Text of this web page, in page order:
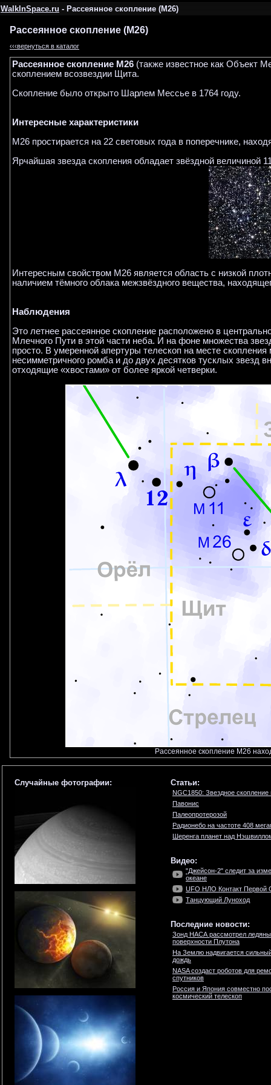
WalkInSpace.ru- Рассеянное скопление (M26)
Рассеянное скопление (M26)
‹‹‹вернуться в каталог
Рассеянное скопление M26 (также известное как Объект
скоплением всозвездии Щита.
Скопление было открыто Шарлем Мессье в 1764 году.
Интересные характеристики
М26 простирается на 22 световых года в поперечнике,
Ярчайшая звезда скопления обладает звёздной величиной
Интересным свойством М26 является область с низкой
наличием тёмного облака межзвёздного вещества,
Наблюдения
Это летнее рассеянное скопление расположено в
Млечного Пути в этой части неба. И на фоне множества
просто. В умеренной апертуры телескоп на месте
несимметричного ромба и до двух десятков тусклых звезд
отходящие «хвостами» от более яркой четверки.
Рассеянное скопление M26
Случайные фотографии: Статьи:
NGC1850: Звездное скопление
Павонис
Палеопротерозой
Радионебо на частоте 408
Шеренга планет над
Видео:
"Джейсон-2" следит за
океане
UFO НЛО Контакт Первой
Танцующий Луноход
Последние новости:
Зонд НАСА рассмотрел
поверхности Плутона
На Землю надвигается
дождь
NASA создаст роботов для
спутников
Россия и Япония совместно
космический телескоп